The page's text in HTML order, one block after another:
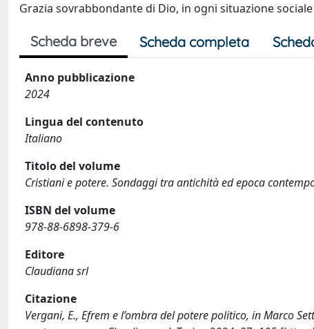
Grazia sovrabbondante di Dio, in ogni situazione
Scheda breve Scheda completa
Anno pubblicazione
2024
Lingua del contenuto
Italiano
Titolo del volume
Cristiani e potere. Sondaggi tra antichità ed epoca
ISBN del volume
978-88-6898-379-6
Editore
Claudiana srl
Citazione
Vergani, E., Efrem e l’ombra del potere politico, in Marco